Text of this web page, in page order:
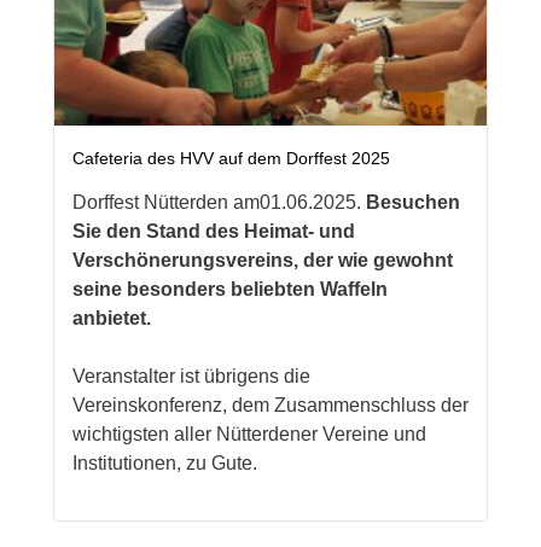
Cafeteria des HVV auf dem Dorffest 2025
Dorffest Nütterden am01.06.2025. Besuchen
Sie den Stand des Heimat- und
Verschönerungsvereins, der wie gewohnt
seine besonders beliebten Waffeln
anbietet.
Veranstalter ist übrigens die
Vereinskonferenz, dem Zusammenschluss der
wichtigsten aller Nütterdener Vereine und
Institutionen, zu Gute.